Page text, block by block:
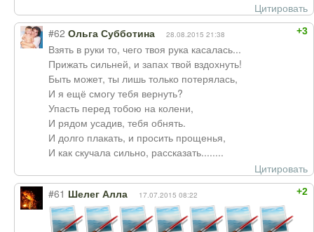
Цитировать
+3
#62 Ольга Субботина 28.08.2015 21:38
Взять в руки то, чего твоя рука касалась...
Прижать сильней, и запах твой вздохнуть!
Быть может, ты лишь только потерялась,
И я ещё смогу тебя вернуть?
Упасть перед тобою на колени,
И рядом усадив, тебя обнять.
И долго плакать, и просить прощенья,
И как скучала сильно, рассказать........
Цитировать
+2
#61 Шелег Алла 17.07.2015 08:22